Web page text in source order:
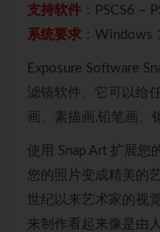
支持软件 ：PSCS6 –
系统要求 ：Windows
Exposure Software
滤镜软件。它可以给
画、素描画,铅笔画、
使用 Snap Art 扩展您
您的照片变成精美的
世纪以来艺术家的视
来制作看起来像是由